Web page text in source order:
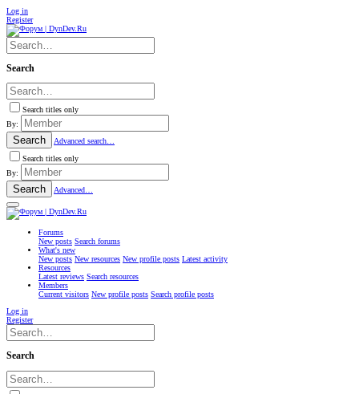
Log in
Register
Search
Search titles only
By:
Search
Advanced search…
Search titles only
By:
Search Advanced…
Forums
New posts Search forums
What's new
New posts New resources New profile posts Latest activity
Resources
Latest reviews Search resources
Members
Current visitors New profile posts Search profile posts
Log in
Register
Search